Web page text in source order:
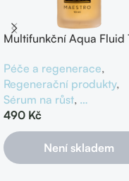
Multifunkční Aqua Fluid
Péče a regenerace,
Regenerační produkty,
Sérum na růst, …
490 Kč
Není skladem